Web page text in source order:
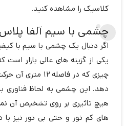
کلاسیک را مشاهده کنید.
چشمی با سیم آلفا پلاس
اگر دنبال یک چشمی با سیم با
چیزی که در
دهد. این چشمی به لحاظ فناوری
هیچ تاثیری بر روی تشخیص آن
های کم نور و حتی بی نور نیز با